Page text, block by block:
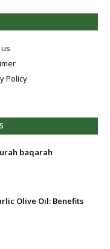
Policy
baqarah
Olive Oil: Benefits